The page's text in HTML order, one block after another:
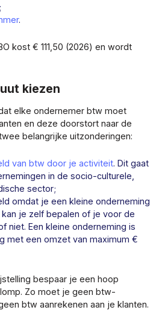
.
kost € 111,50 (2026) en wordt
kiezen
elke ondernemer btw moet
en deze doorstort naar de
belangrijke uitzonderingen:
van btw door je activiteit. Dit gaat
in de socio-culturele,
sector;
omdat je een kleine onderneming
kan je zelf bepalen of je voor de
niet. Een kleine onderneming is
met een omzet van maximum €
bespaar je een hoop
Zo moet je geen btw-
btw aanrekenen aan je klanten.